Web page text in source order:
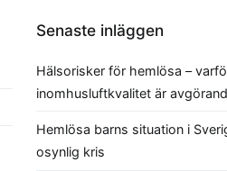
Senaste inläggen
Hälsorisker för hemlösa –
inomhusluftkvalitet är
Hemlösa barns situation i
osynlig kris